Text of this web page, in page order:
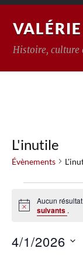
Histoire,
L'inutile
Évènements
Notice
Aucun
suivants .
4/1/2026